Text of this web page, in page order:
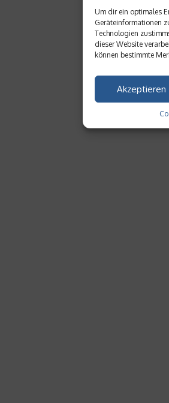
Um dir ein optimales
Geräteinformationen
Technologien
dieser Website
können bestimmte
Akzeptieren